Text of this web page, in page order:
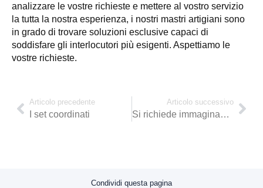
analizzare le vostre richieste e mettere al vostro servizio
la tutta la nostra esperienza, i nostri mastri artigiani sono
in grado di trovare soluzioni esclusive capaci di
soddisfare gli interlocutori più esigenti. Aspettiamo le
vostre richieste.
Articolo precedente
I set coordinati
Articolo successivo
Si richiede immaginazione…
Condividi questa pagina